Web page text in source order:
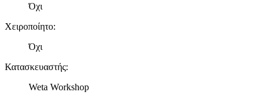
Όχι
Χειροποίητο:
Όχι
Κατασκευαστής:
Weta Workshop